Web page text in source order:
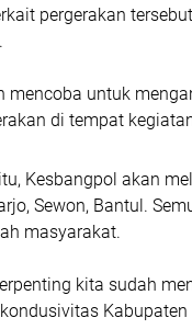
pergerakan
mencoba untuk
di tempat
Kesbangpol akan
Sewon, Bantul.
masyarakat.
kita sudah